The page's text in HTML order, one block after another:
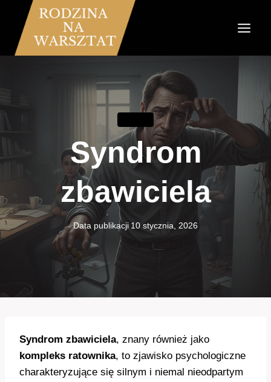
Przejdź
treści
Syndrom
zbawiciela
Data publikacji 10 stycznia, 2026
Syndrom zbawiciela, znany również jako
kompleks ratownika, to zjawisko psychologiczne
charakteryzujące się silnym i niemal nieodpartym